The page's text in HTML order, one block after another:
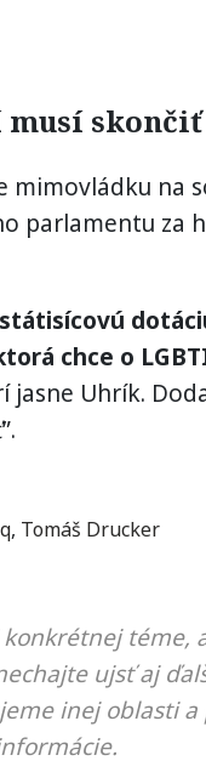
skončiť
mimovládku na
parlamentu za
chce o
jasne Uhrík.
, Tomáš Drucker
téme,
ujsť aj
inej oblasti